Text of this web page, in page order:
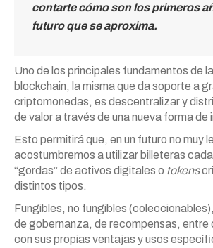
contarte cómo son los primeros
futuro que se aproxima.
Uno de los principales fundamentos de
blockchain, la misma que da soporte a
criptomonedas, es descentralizar y
de valor a través de una nueva forma de
Esto permitirá que, en un futuro no muy
acostumbremos a utilizar billeteras
“gordas” de activos digitales o tokens
distintos tipos.
Fungibles, no fungibles (coleccionables),
de gobernanza, de recompensas, entre
con sus propias ventajas y usos